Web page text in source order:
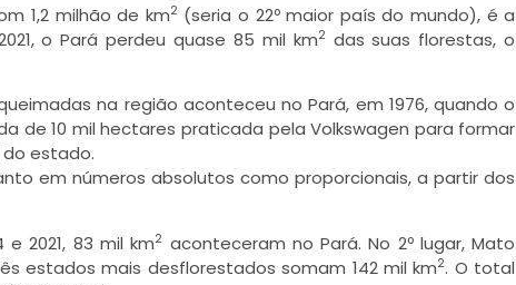
1,2 milhão de km2(seria o 22º maior país do mundo), é a
o Pará perdeu quase 85 mil km2das suas florestas, o
na região aconteceu no Pará, em 1976, quando o
de 10 mil hectares praticada pela Volkswagen para formar
estado.
em números absolutos como proporcionais, a partir dos
2021, 83 mil km2 aconteceram no Pará. No 2º lugar, Mato
estados mais desflorestados somam 142 mil km2. O total